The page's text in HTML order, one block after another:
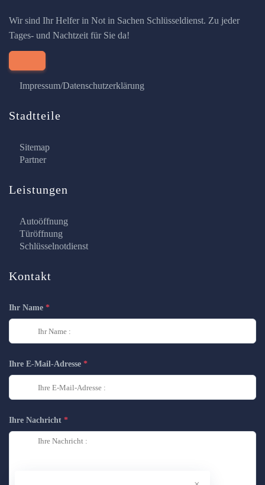
Wir sind Ihr Helfer in Not in Sachen Schlüsseldienst. Zu jeder
Tages- und Nachtzeit für Sie da!
Impressum/Datenschutzerklärung
Stadtteile
Sitemap
Partner
Leistungen
Autoöffnung
Türöffnung
Schlüsselnotdienst
Kontakt
Ihr Name
Ihre E-Mail-Adresse
Ihre Nachricht